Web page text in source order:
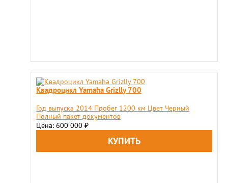
Квадроцикл Yamaha Grizlly 700
Год выпуска 2014 Пробег 1200 км Цвет Черный
Полный пакет документов
Цена: 600 000 ₽